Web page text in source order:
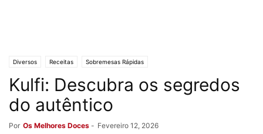
Diversos Receitas Sobremesas Rápidas
Kulfi: Descubra os segredos
do autêntico
Por Os Melhores Doces - Fevereiro 12, 2026